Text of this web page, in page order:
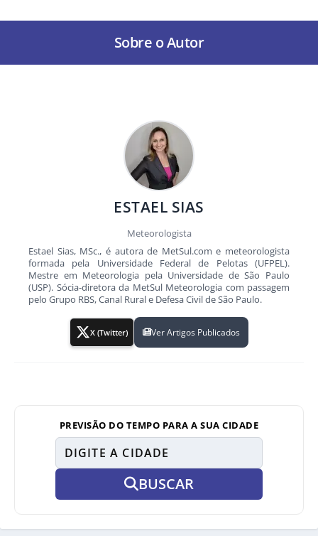
Sobre o Autor
ESTAEL SIAS
Meteorologista
Estael Sias, MSc., é autora de MetSul.com e meteorologista
formada pela Universidade Federal de Pelotas (UFPEL).
Mestre em Meteorologia pela Universidade de São Paulo
(USP). Sócia-diretora da MetSul Meteorologia com passagem
pelo Grupo RBS, Canal Rural e Defesa Civil de São Paulo.
X (Twitter) Ver Artigos Publicados
PREVISÃO DO TEMPO PARA A SUA CIDADE
BUSCAR